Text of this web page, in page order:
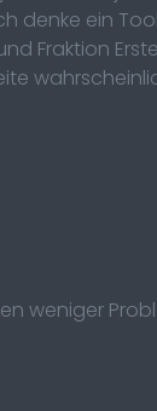
denke ein
Fraktion
weniger